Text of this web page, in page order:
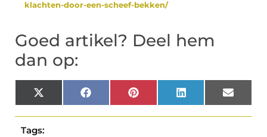
klachten-door-een-scheef-bekken/
Goed artikel? Deel hem
dan op:
X
(Twitter)
Facebook Pinterest LinkedIn Email
Tags: